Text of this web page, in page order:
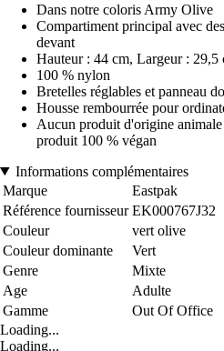
Dans notre coloris Army Olive
Compartiment principal avec
devant
Hauteur : 44 cm, Largeur : 29,5
100 % nylon
Bretelles réglables et panneau
Housse rembourrée pour
Aucun produit d'origine
produit 100 % végan
Informations complémentaires
Marque
Eastpak
Référence fournisseur EK000767J32
Couleur
vert olive
Couleur dominante
Vert
Genre
Mixte
Age
Adulte
Gamme
Out Of Office
Loading...
Loading...